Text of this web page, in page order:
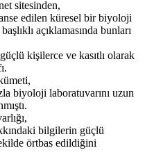
sitesinden,
edilen küresel bir biyoloji
açıklamasında bunları
kişilerce ve kasıtlı olarak
biyoloji laboratuvarını uzun
bilgilerin güçlü
örtbas edildiğini